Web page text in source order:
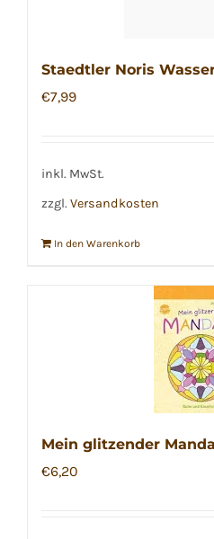
Staedtler Noris
€7,99
inkl. MwSt.
zzgl. Versandkosten
In den Warenkorb
Mein glitzender
€6,20